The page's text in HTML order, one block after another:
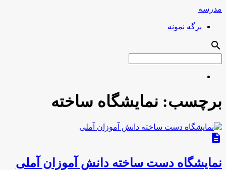
مدرسه
برگه نمونه
search
برچسب: نمایشگاه ساخته
description
نمایشگاه دست ساخته دانش آموزان آملی